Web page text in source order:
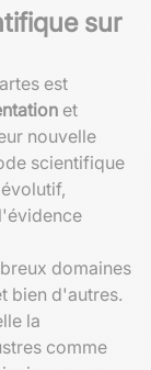
sur
est
et
nouvelle
scientifique
domaines
bien d'autres.
la
comme